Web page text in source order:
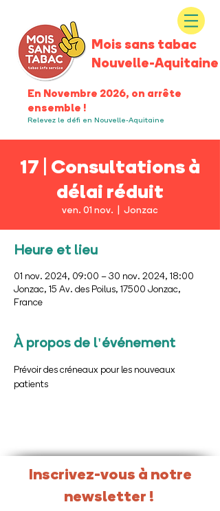
Mois sans tabac
Nouvelle-Aquitaine
En Novembre 2026, on arrête
ensemble !
Relevez le défi en Nouvelle-Aquitaine
17 | Consultations à
délai réduit
ven. 01 nov.
  |
Jonzac
Heure et lieu
01 nov. 2024, 09:00 – 30 nov. 2024, 18:00
Jonzac, 15 Av. des Poilus, 17500 Jonzac,
France
À propos de l'événement
Prévoir des créneaux pour les nouveaux
patients
Inscrivez-vous à notre
newsletter !